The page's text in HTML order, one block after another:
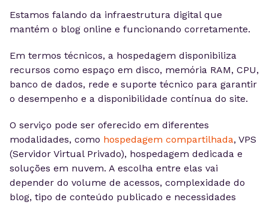
Estamos falando da infraestrutura digital que
mantém o blog online e funcionando corretamente.
Em termos técnicos, a hospedagem disponibiliza
recursos como espaço em disco, memória RAM, CPU,
banco de dados, rede e suporte técnico para garantir
o desempenho e a disponibilidade contínua do site.
O serviço pode ser oferecido em diferentes
modalidades, como hospedagem compartilhada, VPS
(Servidor Virtual Privado), hospedagem dedicada e
soluções em nuvem. A escolha entre elas vai
depender do volume de acessos, complexidade do
blog, tipo de conteúdo publicado e necessidades